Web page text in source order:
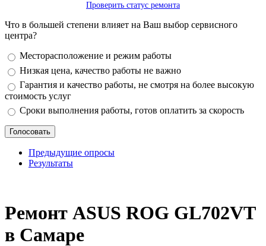
Проверить статус ремонта
Что в большей степени влияет на Ваш выбор сервисного
центра?
Варианты
Месторасположение и режим работы
Низкая цена, качество работы не важно
Гарантия и качество работы, не смотря на более высокую
стоимость услуг
Сроки выполнения работы, готов оплатить за скорость
Предыдущие опросы
Результаты
Ремонт ASUS ROG GL702VT
в Самаре